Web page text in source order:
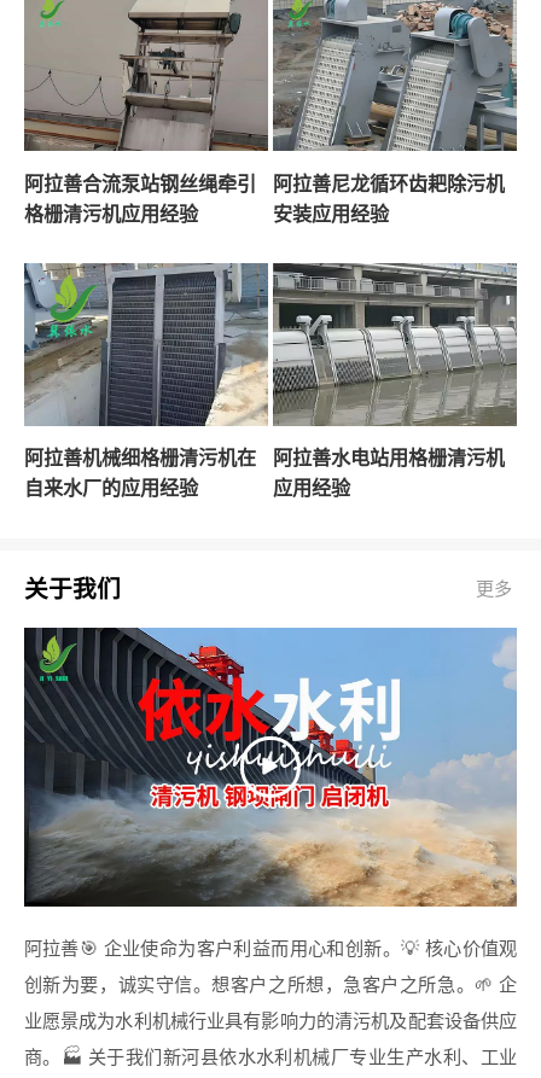
阿拉善合流泵站钢丝绳牵引
格栅清污机应用经验
阿拉善尼龙循环齿耙除污机
安装应用经验
阿拉善机械细格栅清污机在
自来水厂的应用经验
阿拉善水电站用格栅清污机
应用经验
关于我们 更多
阿拉善🎯 企业使命为客户利益而用心和创新。💡 核心价值观
创新为要，诚实守信。想客户之所想，急客户之所急。🌱 企
业愿景成为水利机械行业具有影响力的清污机及配套设备供应
商。🏭 关于我们新河县依水水利机械厂专业生产水利、工业